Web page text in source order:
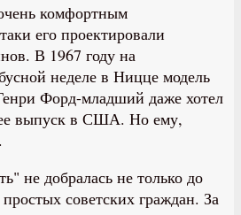
комфортным
его проектировали
В 1967 году на
неделе в Ницце модель
Форд-младший даже хотел
выпуск в США. Но ему,
не добралась не только до
советских граждан. За